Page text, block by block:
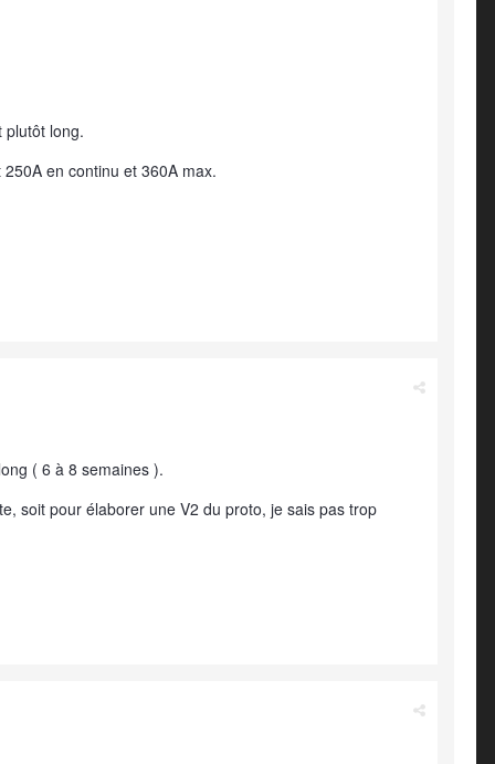
plutôt long.
en continu et 360A max.
( 6 à 8 semaines ).
soit pour élaborer une V2 du proto, je sais pas trop